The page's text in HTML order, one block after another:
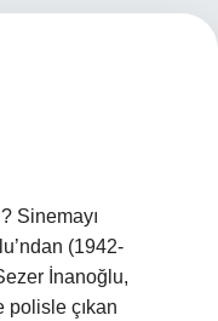
Sinemayı
(1942-
İnanoğlu,
polisle çıkan